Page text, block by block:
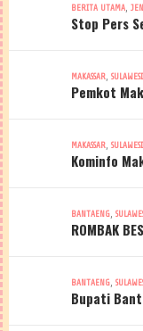
BERITA UTAMA,
Stop Pers
MAKASSAR,
Pemkot
MAKASSAR,
Kominfo
BANTAENG,
ROMBAK
BANTAENG,
Bupati